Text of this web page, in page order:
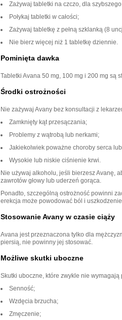
Zażywaj tabletki na czczo, dla
Połykaj tabletki w całości;
Zażywaj tabletkę z pełną szklanką (8
Nie bierz więcej niż 1 tabletkę dziennie.
Pominięta dawka
Tabletki Avana 50 mg, 100 mg i 200 mg są
Środki ostrożności
Nie zażywaj Avany bez konsultacji z
Zamknięty kąt przesączania;
Problemy z wątrobą lub nerkami;
Jakiekolwiek poważne choroby serca
Wysokie lub niskie ciśnienie krwi.
Nie używaj alkoholu, jeśli bierzesz Avanę,
zawrotów głowy lub uderzeń gorąca.
Ponadto, szczególną ostrożność powinni
erekcja może powodować ból i uszkodzenie
Stosowanie Avany w czasie ciąży
Avana jest przeznaczona tylko dla
piersią, nie powinny jej stosować.
Możliwe skutki uboczne
Skutki uboczne, które zwykle nie
Senność;
Wzdęcia brzucha;
Zmęczenie;